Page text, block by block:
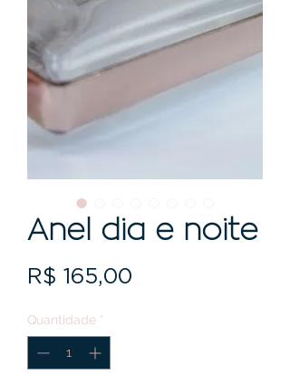
Anel dia e noite
R$ 165,00
Quantidade *